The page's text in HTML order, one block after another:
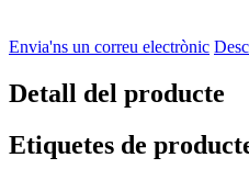
Envia'ns un correu electrònic
Detall del producte
Etiquetes de